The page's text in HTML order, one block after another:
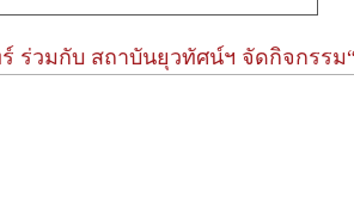
ร่วมกับ สถาบันยุวทัศน์ฯ จัดกิจกรรม